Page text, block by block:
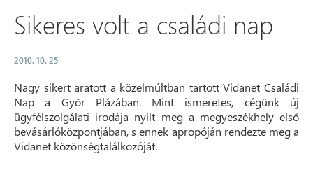
Sikeres volt a családi nap
2010. 10. 25
Nagy sikert aratott a közelmúltban tartott Vidanet Családi
Nap a Győr Plázában. Mint ismeretes, cégünk új
ügyfélszolgálati irodája nyílt meg a megyeszékhely első
bevásárlóközpontjában, s ennek apropóján rendezte meg a
Vidanet közönségtalálkozóját.